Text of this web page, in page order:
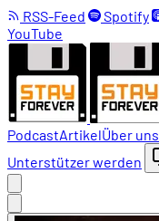
RSS-Feed Spotify
YouTube
PodcastArtikelÜber uns
Unterstützer werden